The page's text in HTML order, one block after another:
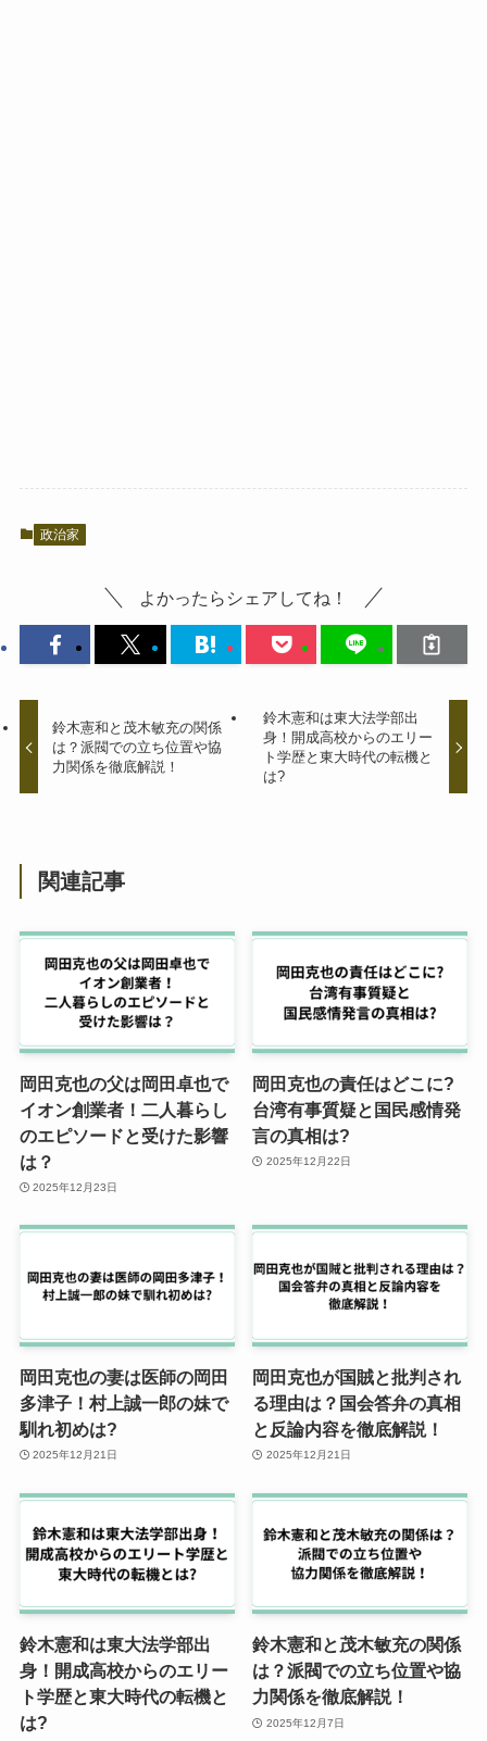
政治家
よかったらシェアしてね！
鈴木憲和と茂木敏充の関係
は？派閥での立ち位置や協
力関係を徹底解説！
鈴木憲和は東大法学部出
身！開成高校からのエリー
ト学歴と東大時代の転機と
は?
関連記事
岡田克也の父は岡田卓也で
イオン創業者！二人暮らし
のエピソードと受けた影響
は？
2025年12月23日
岡田克也の責任はどこに?
台湾有事質疑と国民感情発
言の真相は?
2025年12月22日
岡田克也の妻は医師の岡田
多津子！村上誠一郎の妹で
馴れ初めは?
2025年12月21日
岡田克也が国賊と批判され
る理由は？国会答弁の真相
と反論内容を徹底解説！
2025年12月21日
鈴木憲和は東大法学部出
身！開成高校からのエリー
ト学歴と東大時代の転機と
は?
鈴木憲和と茂木敏充の関係
は？派閥での立ち位置や協
力関係を徹底解説！
2025年12月7日